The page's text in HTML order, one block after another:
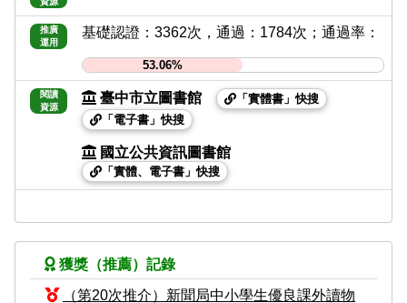
推廣
運用
基礎認證：3362次，通過：1784次；通過率：
53.06%
閱讀
資源
臺中市立圖書館
「實體書」快搜
「電子書」快搜
國立公共資訊圖書館
「實體、電子書」快搜
獲獎（推薦）記錄
（第20次推介）新聞局中小學生優良課外讀物